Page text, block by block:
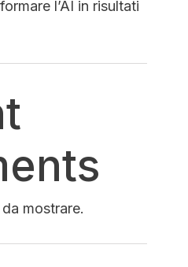
l’AI in risultati
mostrare.